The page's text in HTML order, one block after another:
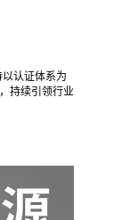
认证体系为
持续引领行业